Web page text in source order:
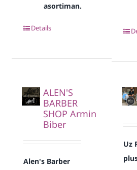
asortiman.
Details
ALEN'S
BARBER
SHOP Armin
Biber
Alen's Barber
Uz